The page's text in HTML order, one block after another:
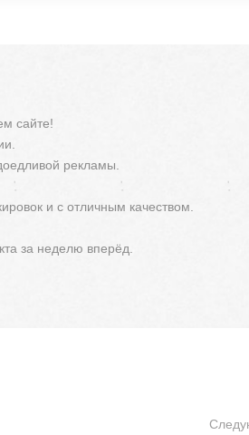
сайте!
рекламы.
и с отличным качеством.
за неделю вперёд.